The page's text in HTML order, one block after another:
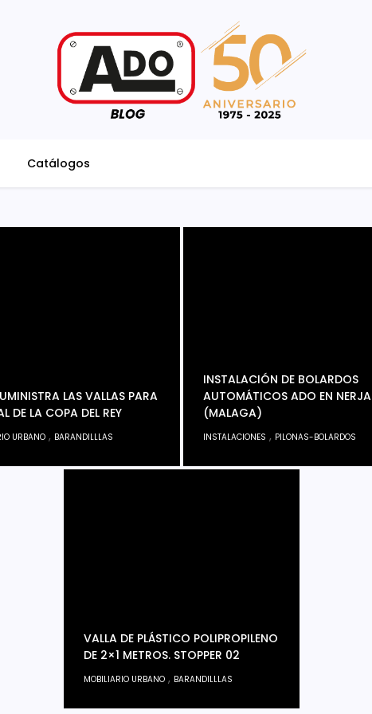
Catálogos
LAS VALLAS PARA
DE LA COPA DEL REY
URBANO , BARANDILLLAS
INSTALACIÓN DE BOLARDOS
AUTOMÁTICOS ADO EN NERJA
(MALAGA)
INSTALACIONES , PILONAS-BOLARDOS
VALLA DE PLÁSTICO POLIPROPILENO
DE 2×1 METROS. STOPPER 02
MOBILIARIO URBANO , BARANDILLLAS